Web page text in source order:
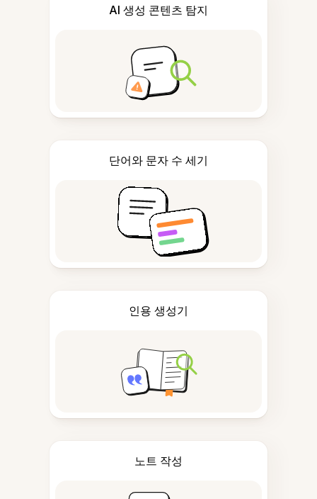
AI 생성 콘텐츠 탐지
단어와 문자 수 세기
인용 생성기
노트 작성